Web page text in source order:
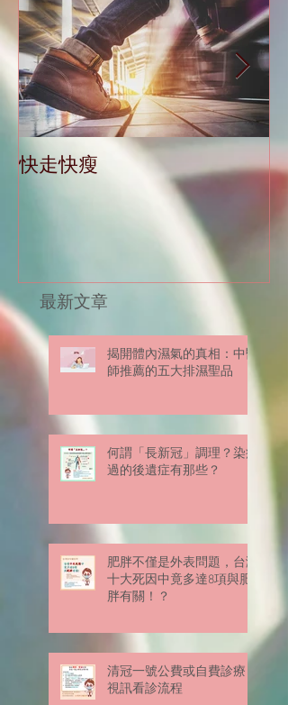
快走快瘦
最新文章
揭開體內濕氣的真相：中醫
師推薦的五大排濕聖品
何謂「長新冠」調理？染疫
過的後遺症有那些？
肥胖不僅是外表問題，台灣
十大死因中竟多達8項與肥
胖有關！？
清冠一號公費或自費診療
視訊看診流程